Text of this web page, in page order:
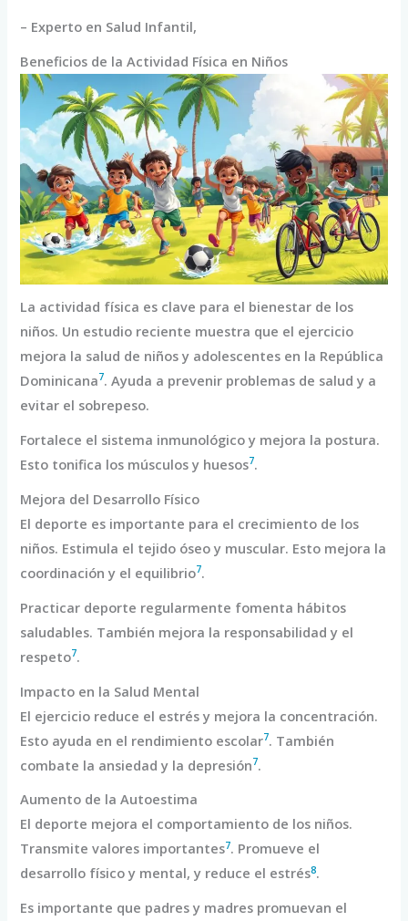
– Experto en Salud Infantil,
Beneficios de la Actividad Física en Niños
La actividad física es clave para el bienestar de los
niños. Un estudio reciente muestra que el ejercicio
mejora la salud de niños y adolescentes en la República
Dominicana7. Ayuda a prevenir problemas de salud y a
evitar el sobrepeso.
Fortalece el sistema inmunológico y mejora la postura.
Esto tonifica los músculos y huesos7.
Mejora del Desarrollo Físico
El deporte es importante para el crecimiento de los
niños. Estimula el tejido óseo y muscular. Esto mejora la
coordinación y el equilibrio7.
Practicar deporte regularmente fomenta hábitos
saludables. También mejora la responsabilidad y el
respeto7.
Impacto en la Salud Mental
El ejercicio reduce el estrés y mejora la concentración.
Esto ayuda en el rendimiento escolar7. También
combate la ansiedad y la depresión7.
Aumento de la Autoestima
El deporte mejora el comportamiento de los niños.
Transmite valores importantes7. Promueve el
desarrollo físico y mental, y reduce el estrés8.
Es importante que padres y madres promuevan el